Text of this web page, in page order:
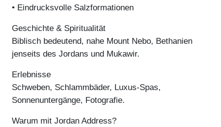
• Eindrucksvolle Salzformationen
Geschichte & Spiritualität
Biblisch bedeutend, nahe Mount Nebo, Bethanien
jenseits des Jordans und Mukawir.
Erlebnisse
Schweben, Schlammbäder, Luxus-Spas,
Sonnenuntergänge, Fotografie.
Warum mit Jordan Address?